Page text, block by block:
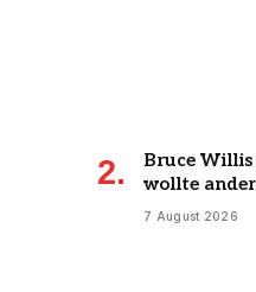
Bruce Willis
wollte
7 August 2026